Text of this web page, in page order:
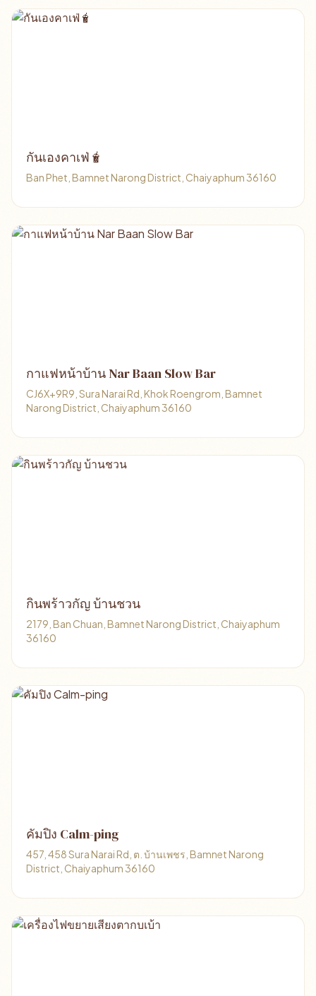
กันเองคาเฟ่🧋
Ban Phet, Bamnet Narong District, Chaiyaphum 36160
กาแฟหน้าบ้าน Nar Baan Slow Bar
CJ6X+9R9, Sura Narai Rd, Khok Roengrom, Bamnet
Narong District, Chaiyaphum 36160
กินพร้าวกัญ บ้านชวน
2179, Ban Chuan, Bamnet Narong District, Chaiyaphum
36160
คัมปิง Calm-ping
457, 458 Sura Narai Rd, ต. บ้านเพชร, Bamnet Narong
District, Chaiyaphum 36160